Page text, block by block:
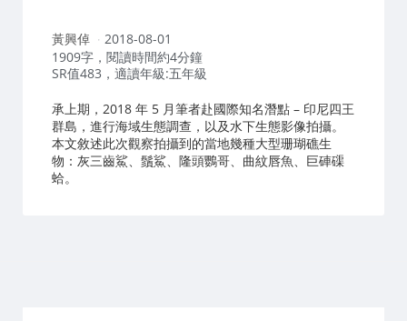
作
者：
黃興倬
2018-08-01
1909字，閱讀時間約4分鐘
SR值483，適讀年級:五年級
承上期，2018 年 5 月筆者赴國際知名潛點 – 印尼四王
群島，進行海域生態調查，以及水下生態影像拍攝。
本文敘述此次觀察拍攝到的當地幾種大型珊瑚礁生
物：灰三齒鯊、鬚鯊、隆頭鸚哥、曲紋唇魚、巨硨磲
蛤。